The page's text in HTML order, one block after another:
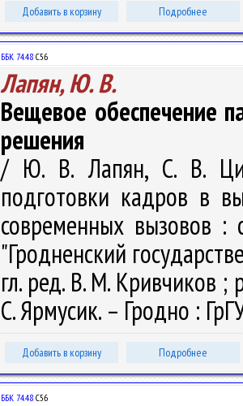
Добавить в корзину Подробнее
ББК 74.48 С56
Лапян, Ю. В.
Вещевое обеспечение
решения
/ Ю. В. Лапян, С. В.
подготовки кадров в
современных вызовов :
"Гродненский
гл. ред. В. М. Кривчиков ;
С. Ярмусик. – Гродно :
Добавить в корзину Подробнее
ББК 74.48 С56